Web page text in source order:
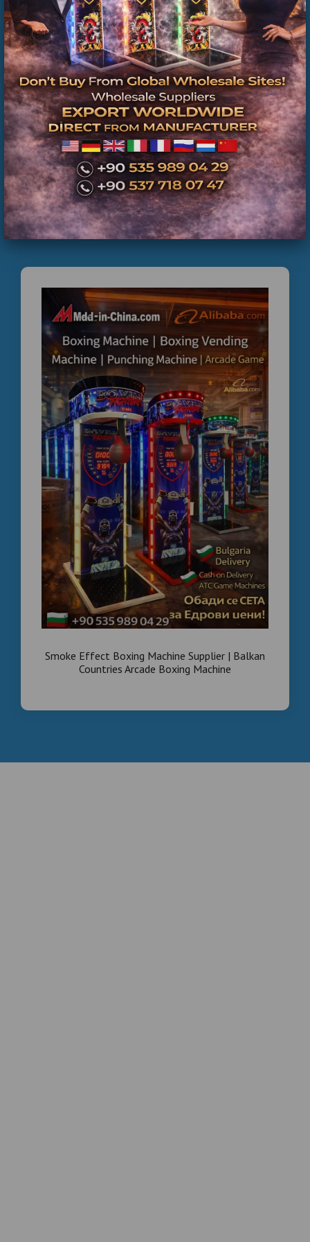
İkinci El Boks Makineleri | Üretici Firma ve Teknik
Servis Güvencesi
Smoke Effect Boxing Machine Supplier | Balkan
Countries Arcade Boxing Machine